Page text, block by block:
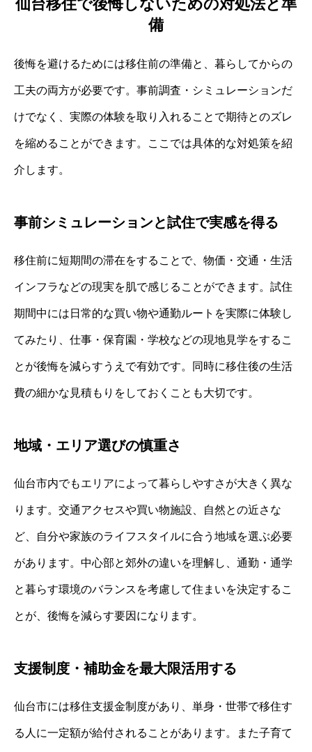
仙台移住で後悔しないための対処法と準
備
後悔を避けるためには移住前の準備と、暮らしてからの
工夫の両方が必要です。事前調査・シミュレーションだ
けでなく、実際の体験を取り入れることで期待とのズレ
を縮めることができます。ここでは具体的な対処策を紹
介します。
事前シミュレーションと試住で実感を得る
移住前に短期間の滞在をすることで、物価・交通・生活
インフラなどの現実を肌で感じることができます。試住
期間中には日常的な買い物や通勤ルートを実際に体験し
てみたり、仕事・保育園・学校などの現地見学をするこ
とが後悔を減らすうえで有効です。同時に移住後の生活
費の細かな見積もりをしておくことも大切です。
地域・エリア選びの慎重さ
仙台市内でもエリアによって暮らしやすさが大きく異な
ります。交通アクセスや買い物施設、自然との近さな
ど、自分や家族のライフスタイルに合う地域を選ぶ必要
があります。中心部と郊外の違いを理解し、通勤・通学
と暮らす環境のバランスを考慮して住まいを決定するこ
とが、後悔を減らす要因になります。
支援制度・補助金を最大限活用する
仙台市には移住支援金制度があり、単身・世帯で移住す
る人に一定額が給付されることがあります。また子育て